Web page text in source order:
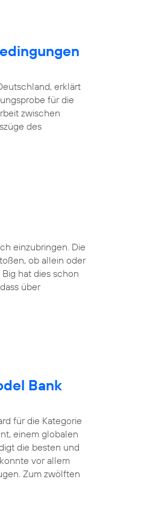
erklärt
für die
zwischen
des
einzubringen. Die
ob allein oder
hat dies schon
über
Bank
für die Kategorie
einem globalen
die besten und
vor allem
Zum zwölften